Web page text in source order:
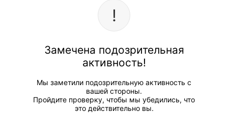
Замечена подозрительная
активность!
Мы заметили подозрительную активность с
вашей стороны.
Пройдите проверку, чтобы мы убедились, что
это действительно вы.